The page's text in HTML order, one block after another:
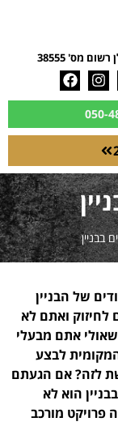
מס' 38555
בבניין
של הבניין
ואתם לא
אתם מבעלי
לבצע
לזה? אם הגעתם
הוא לא
פרויקט מורכב